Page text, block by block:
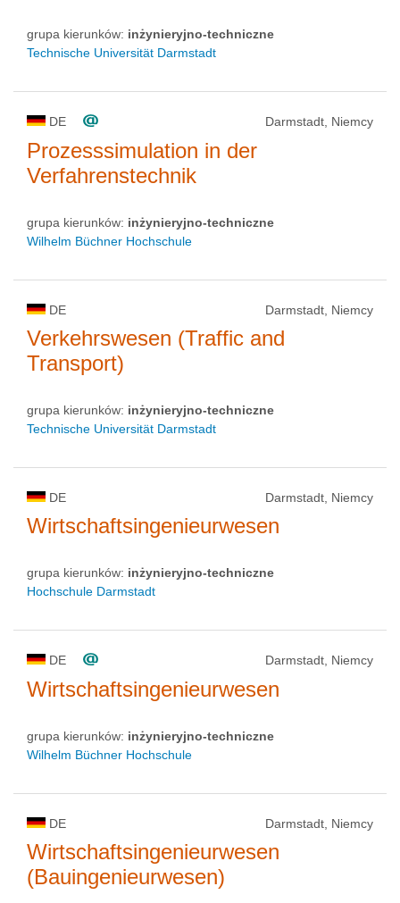
grupa kierunków: inżynieryjno-techniczne
Technische Universität Darmstadt
DE Darmstadt, Niemcy
Prozesssimulation in der
Verfahrenstechnik
grupa kierunków: inżynieryjno-techniczne
Wilhelm Büchner Hochschule
DE Darmstadt, Niemcy
Verkehrswesen (Traffic and
Transport)
grupa kierunków: inżynieryjno-techniczne
Technische Universität Darmstadt
DE Darmstadt, Niemcy
Wirtschaftsingenieurwesen
grupa kierunków: inżynieryjno-techniczne
Hochschule Darmstadt
DE Darmstadt, Niemcy
Wirtschaftsingenieurwesen
grupa kierunków: inżynieryjno-techniczne
Wilhelm Büchner Hochschule
DE Darmstadt, Niemcy
Wirtschaftsingenieurwesen
(Bauingenieurwesen)